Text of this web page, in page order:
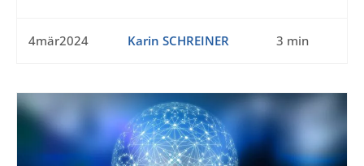
4mär2024 Karin SCHREINER 3 min